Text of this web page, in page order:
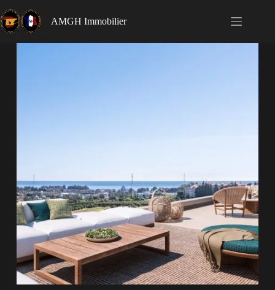
AMGH Immobilier